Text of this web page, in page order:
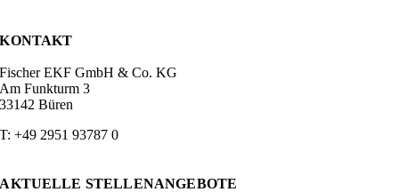
KONTAKT
Fischer EKF GmbH & Co. KG
Am Funkturm 3
33142 Büren
T: +49 2951 93787 0
AKTUELLE STELLENANGEBOTE